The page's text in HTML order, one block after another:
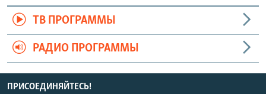
ТВ ПРОГРАММЫ
РАДИО ПРОГРАММЫ
ПРИСОЕДИНЯЙТЕСЬ!